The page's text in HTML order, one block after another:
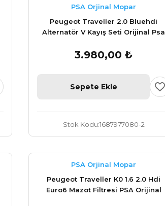
PSA Orjinal Mopar
Peugeot Traveller 2.0 Bluehdi
Alternatör V Kayış Seti Orijinal Psa
3.980,00 ₺
Sepete Ekle
Stok Kodu 1687977080-2
PSA Orjinal Mopar
Peugeot Traveller K0 1.6 2.0 Hdi
Euro6 Mazot Filtresi PSA Orijinal